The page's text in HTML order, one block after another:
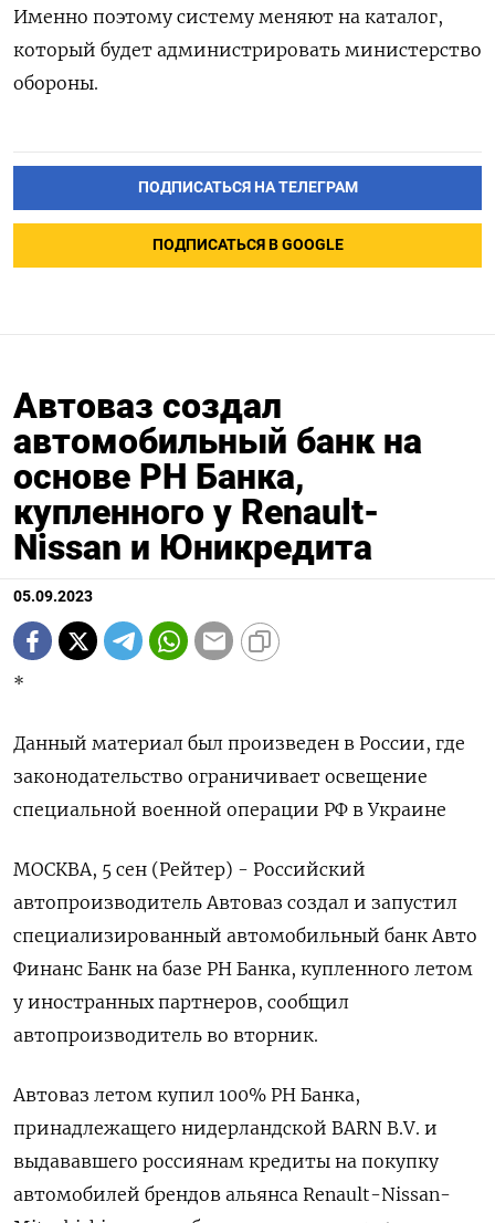
Именно поэтому систему меняют на каталог,
который будет администрировать министерство
обороны.
ПОДПИСАТЬСЯ НА ТЕЛЕГРАМ
ПОДПИСАТЬСЯ В GOOGLE
Автоваз создал
автомобильный банк на
основе РН Банка,
купленного у Renault-
Nissan и Юникредита
05.09.2023
*
Данный материал был произведен в России, где
законодательство ограничивает освещение
специальной военной операции РФ в Украине
МОСКВА, 5 сен (Рейтер) - Российский
автопроизводитель Автоваз создал и запустил
специализированный автомобильный банк Авто
Финанс Банк на базе РН Банка, купленного летом
у иностранных партнеров, сообщил
автопроизводитель во вторник.
Автоваз летом купил 100% РН Банка,
принадлежащего нидерландской BARN B.V. и
выдававшего россиянам кредиты на покупку
автомобилей брендов альянса Renault-Nissan-